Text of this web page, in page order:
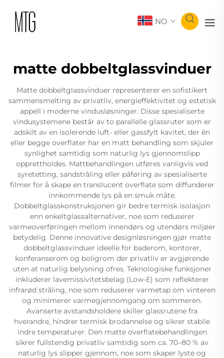
NO
matte dobbeltglassvinduer
Matte dobbeltglassvinduer representerer en sofistikert
sammensmelting av privatliv, energieffektivitet og estetisk
appell i moderne vindusløsninger. Disse spesialiserte
vindusystemene består av to parallelle glassruter som er
adskilt av en isolerende luft- eller gassfylt kavitet, der én
eller begge overflater har en matt behandling som skjuler
synlighet samtidig som naturlig lys gjennomslipp
opprettholdes. Mattbehandlingen utføres vanligvis ved
syretetting, sandstråling eller påføring av spesialiserte
filmer for å skape en translucent overflate som diffunderer
innkommende lys på en smuk måte.
Dobbeltglasskonstruksjonen gir bedre termisk isolasjon
enn enkeltglassalternativer, noe som reduserer
varmeoverføringen mellom innendørs og utendørs miljøer
betydelig. Denne innovative designløsningen gjør matte
dobbeltglassvinduer ideelle for baderom, kontorer,
konferanserom og boligrom der privatliv er avgjørende
uten at naturlig belysning ofres. Teknologiske funksjoner
inkluderer lavemissivitetsbelag (Low-E) som reflekterer
infrarød stråling, noe som reduserer varmetap om vinteren
og minimerer varmegjennomgang om sommeren.
Avanserte avstandsholdere skiller glassrutene fra
hverandre, hindrer termisk brodannelse og sikrer stabile
indre temperaturer. Den matte overflatebehandlingen
sikrer fullstendig privatliv samtidig som ca. 70–80 % av
naturlig lys slipper gjennom, noe som skaper lyste og